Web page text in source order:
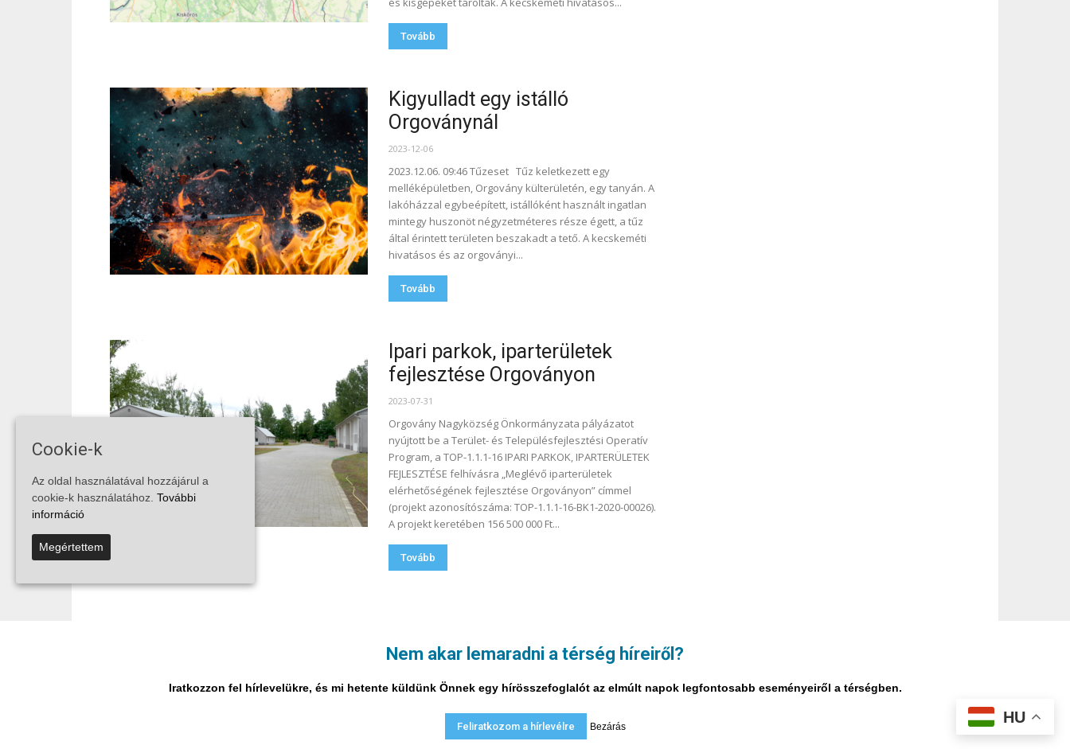
Nem akar lemaradni a térség híreiről?
Iratkozzon fel hírlevelükre, és mi hetente küldünk Önnek egy hírösszefoglalót az elmúlt napok legfontosabb eseményeiről a térségben.
Feliratkozom a hírlevélre Bezárás
Tovább
Kigyulladt egy istálló
Orgoványnál
2023-12-06
2023.12.06. 09:46 Tűzeset Tűz keletkezett egy
melléképületben, Orgovány külterületén, egy tanyán. A
lakóházzal egybeépített, istállóként használt ingatlan
mintegy huszonöt négyzetméteres része égett, a tűz
által érintett területen beszakadt a tető. A kecskeméti
hivatásos és az orgoványi...
Tovább
Ipari parkok, iparterületek
fejlesztése Orgoványon
2023-07-31
Orgovány Nagyközség Önkormányzata pályázatot
nyújtott be a Terület- és Településfejlesztési Operatív
Program, a TOP-1.1.1-16 IPARI PARKOK, IPARTERÜLETEK
FEJLESZTÉSE felhívásra „Meglévő iparterületek
elérhetőségének fejlesztése Orgoványon” címmel
(projekt azonosítószáma: TOP-1.1.1-16-BK1-2020-00026).
A projekt keretében 156 500 000 Ft...
Tovább
1. oldal a 4-ból
HU
Cookie-k
Az oldal használatával hozzájárul a
cookie-k használatához. További
információ
Megértettem